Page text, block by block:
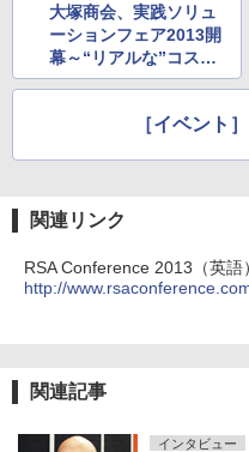
大塚商会、実践ソリュ
ーションフェア2013開
幕～“リアルな”コスト
削減効果を数値で提案
［イベント
関連リンク
RSA Conference 2013（英語）
http://
関連記事
インタビュー